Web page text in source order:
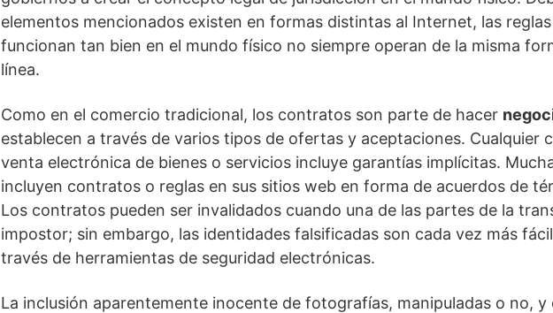
elementos mencionados existen en formas distintas al Internet, las
funcionan tan bien en el mundo físico no siempre operan de la misma
línea.
Como en el comercio tradicional, los contratos son parte de hacer
establecen a través de varios tipos de ofertas y aceptaciones. Cualquier
venta electrónica de bienes o servicios incluye garantías implícitas.
incluyen contratos o reglas en sus sitios web en forma de acuerdos de
Los contratos pueden ser invalidados cuando una de las partes de la
impostor; sin embargo, las identidades falsificadas son cada vez más
través de herramientas de seguridad electrónicas.
La inclusión aparentemente inocente de fotografías, manipuladas o no,